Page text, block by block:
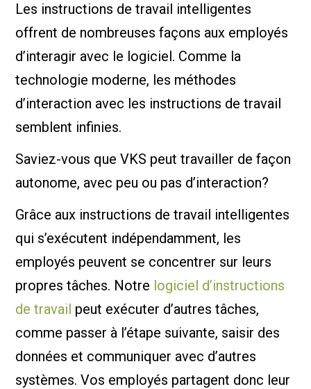
Les instructions de travail intelligentes
offrent de nombreuses façons aux employés
d’interagir avec le logiciel. Comme la
technologie moderne, les méthodes
d’interaction avec les instructions de travail
semblent infinies.
Saviez-vous que VKS peut travailler de façon
autonome, avec peu ou pas d’interaction?
Grâce aux instructions de travail intelligentes
qui s’exécutent indépendamment, les
employés peuvent se concentrer sur leurs
propres tâches. Notre logiciel d’instructions
de travail peut exécuter d’autres tâches,
comme passer à l’étape suivante, saisir des
données et communiquer avec d’autres
systèmes. Vos employés partagent donc leur